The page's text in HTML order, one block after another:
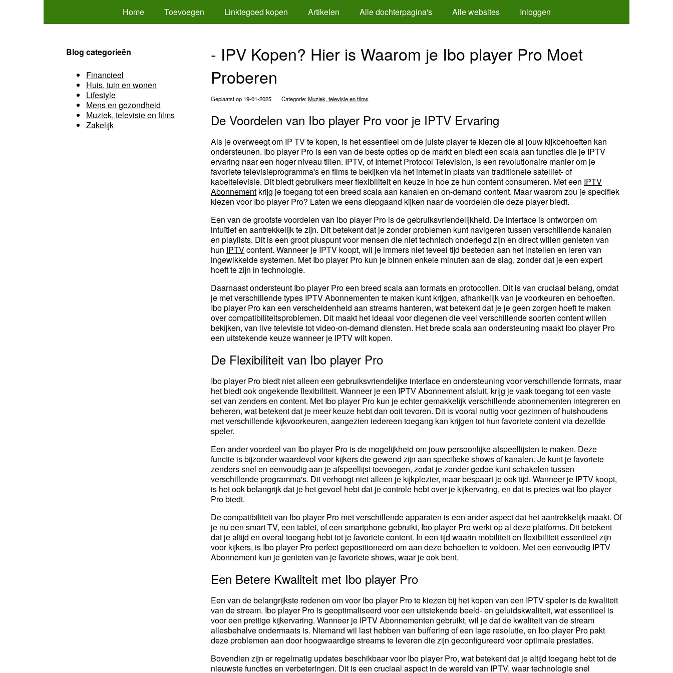
Home Toevoegen Linktegoed kopen Artikelen Alle dochterpagina's Alle websites Inloggen
- IPV Kopen? Hier is Waarom je Ibo player Pro Moet
Proberen
Geplaatst op 19-01-2025 Categorie:Muziek, televisie en films
De Voordelen van Ibo player Pro voor je IPTV Ervaring
Als je overweegt om IP TV te kopen, is het essentieel om de juiste player te kiezen die al jouw kijkbehoeften kan
ondersteunen. Ibo player Pro is een van de beste opties op de markt en biedt een scala aan functies die je IPTV
ervaring naar een hoger niveau tillen. IPTV, of Internet Protocol Television, is een revolutionaire manier om je
favoriete televisieprogramma's en films te bekijken via het internet in plaats van traditionele satelliet- of
kabeltelevisie. Dit biedt gebruikers meer flexibiliteit en keuze in hoe ze hun content consumeren. Met een IPTV
Abonnement krijg je toegang tot een breed scala aan kanalen en on-demand content. Maar waarom zou je specifiek
kiezen voor Ibo player Pro? Laten we eens diepgaand kijken naar de voordelen die deze player biedt.
Een van de grootste voordelen van Ibo player Pro is de gebruiksvriendelijkheid. De interface is ontworpen om
intuïtief en aantrekkelijk te zijn. Dit betekent dat je zonder problemen kunt navigeren tussen verschillende kanalen
en playlists. Dit is een groot pluspunt voor mensen die niet technisch onderlegd zijn en direct willen genieten van
hun IPTVcontent. Wanneer je IPTV koopt, wil je immers niet teveel tijd besteden aan het instellen en leren van
ingewikkelde systemen. Met Ibo player Pro kun je binnen enkele minuten aan de slag, zonder dat je een expert
hoeft te zijn in technologie.
Daarnaast ondersteunt Ibo player Pro een breed scala aan formats en protocollen. Dit is van cruciaal belang, omdat
je met verschillende types IPTV Abonnementen te maken kunt krijgen, afhankelijk van je voorkeuren en behoeften.
Ibo player Pro kan een verscheidenheid aan streams hanteren, wat betekent dat je je geen zorgen hoeft te maken
over compatibiliteitsproblemen. Dit maakt het ideaal voor diegenen die veel verschillende soorten content willen
bekijken, van live televisie tot video-on-demand diensten. Het brede scala aan ondersteuning maakt Ibo player Pro
een uitstekende keuze wanneer je IPTV wilt kopen.
De Flexibiliteit van Ibo player Pro
Ibo player Pro biedt niet alleen een gebruiksvriendelijke interface en ondersteuning voor verschillende formats, maar
het biedt ook ongekende flexibiliteit. Wanneer je een IPTV Abonnement afsluit, krijg je vaak toegang tot een vaste
set van zenders en content. Met Ibo player Pro kun je echter gemakkelijk verschillende abonnementen integreren en
beheren, wat betekent dat je meer keuze hebt dan ooit tevoren. Dit is vooral nuttig voor gezinnen of huishoudens
met verschillende kijkvoorkeuren, aangezien iedereen toegang kan krijgen tot hun favoriete content via dezelfde
speler.
Een ander voordeel van Ibo player Pro is de mogelijkheid om jouw persoonlijke afspeellijsten te maken. Deze
functie is bijzonder waardevol voor kijkers die gewend zijn aan specifieke shows of kanalen. Je kunt je favoriete
zenders snel en eenvoudig aan je afspeellijst toevoegen, zodat je zonder gedoe kunt schakelen tussen
verschillende programma's. Dit verhoogt niet alleen je kijkplezier, maar bespaart je ook tijd. Wanneer je IPTV koopt,
is het ook belangrijk dat je het gevoel hebt dat je controle hebt over je kijkervaring, en dat is precies wat Ibo player
Pro biedt.
De compatibiliteit van Ibo player Pro met verschillende apparaten is een ander aspect dat het aantrekkelijk maakt. Of
je nu een smart TV, een tablet, of een smartphone gebruikt, Ibo player Pro werkt op al deze platforms. Dit betekent
dat je altijd en overal toegang hebt tot je favoriete content. In een tijd waarin mobiliteit en flexibiliteit essentieel zijn
voor kijkers, is Ibo player Pro perfect gepositioneerd om aan deze behoeften te voldoen. Met een eenvoudig IPTV
Abonnement kun je genieten van je favoriete shows, waar je ook bent.
Een Betere Kwaliteit met Ibo player Pro
Een van de belangrijkste redenen om voor Ibo player Pro te kiezen bij het kopen van een IPTV speler is de kwaliteit
van de stream. Ibo player Pro is geoptimaliseerd voor een uitstekende beeld- en geluidskwaliteit, wat essentieel is
voor een prettige kijkervaring. Wanneer je IPTV Abonnementen gebruikt, wil je dat de kwaliteit van de stream
allesbehalve ondermaats is. Niemand wil last hebben van buffering of een lage resolutie, en Ibo player Pro pakt
deze problemen aan door hoogwaardige streams te leveren die zijn geconfigureerd voor optimale prestaties.
Bovendien zijn er regelmatig updates beschikbaar voor Ibo player Pro, wat betekent dat je altijd toegang hebt tot de
nieuwste functies en verbeteringen. Dit is een cruciaal aspect in de wereld van IPTV, waar technologie snel
Blog categorieën
Financieel
Huis, tuin en wonen
Lifestyle
Mens en gezondheid
Muziek, televisie en films
Zakelijk